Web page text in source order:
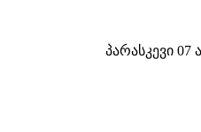
პარასკევი 07